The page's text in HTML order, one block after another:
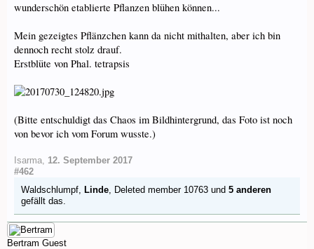
wunderschön etablierte Pflanzen blühen können...
Mein gezeigtes Pflänzchen kann da nicht mithalten, aber ich bin
dennoch recht stolz drauf.
Erstblüte von Phal. tetrapsis
(Bitte entschuldigt das Chaos im Bildhintergrund, das Foto ist noch
von bevor ich vom Forum wusste.)
Isarma, 12. September 2017
#462
Waldschlumpf, Linde, Deleted member 10763 und 5 anderen
gefällt das.
Bertram Guest